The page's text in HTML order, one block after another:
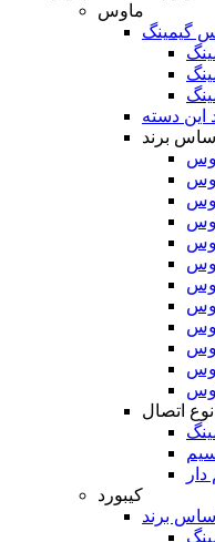
ماوس
گیمینگ
این دسته
برند
اتصال
کیبورد
برند